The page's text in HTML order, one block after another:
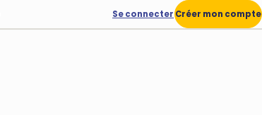
Se connecter Créer mon compte